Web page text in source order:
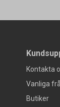
Kontakta
Vanliga
Butiker